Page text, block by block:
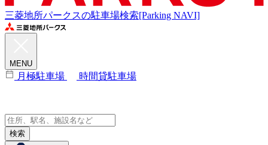
三菱地所パークスの駐車場検索[Parking NAVI]
MENU
月極駐車場 時間貸駐車場
検索